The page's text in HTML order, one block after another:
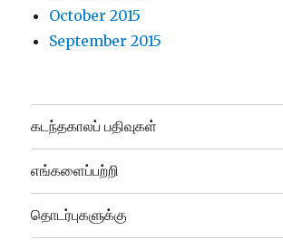
October 2015
September 2015
கடந்தகாலப் பதிவுகள்
எங்களைப்பற்றி
தொடர்புகளுக்கு